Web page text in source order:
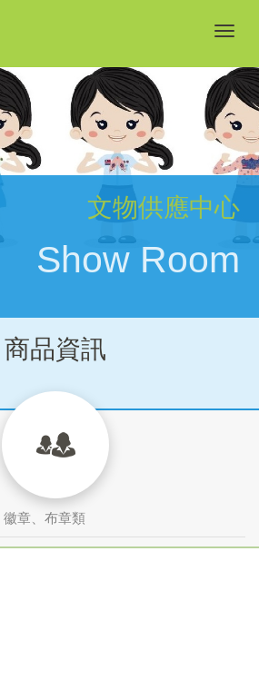
文物供應中心
Show Room
商品資訊
徽章、布章類